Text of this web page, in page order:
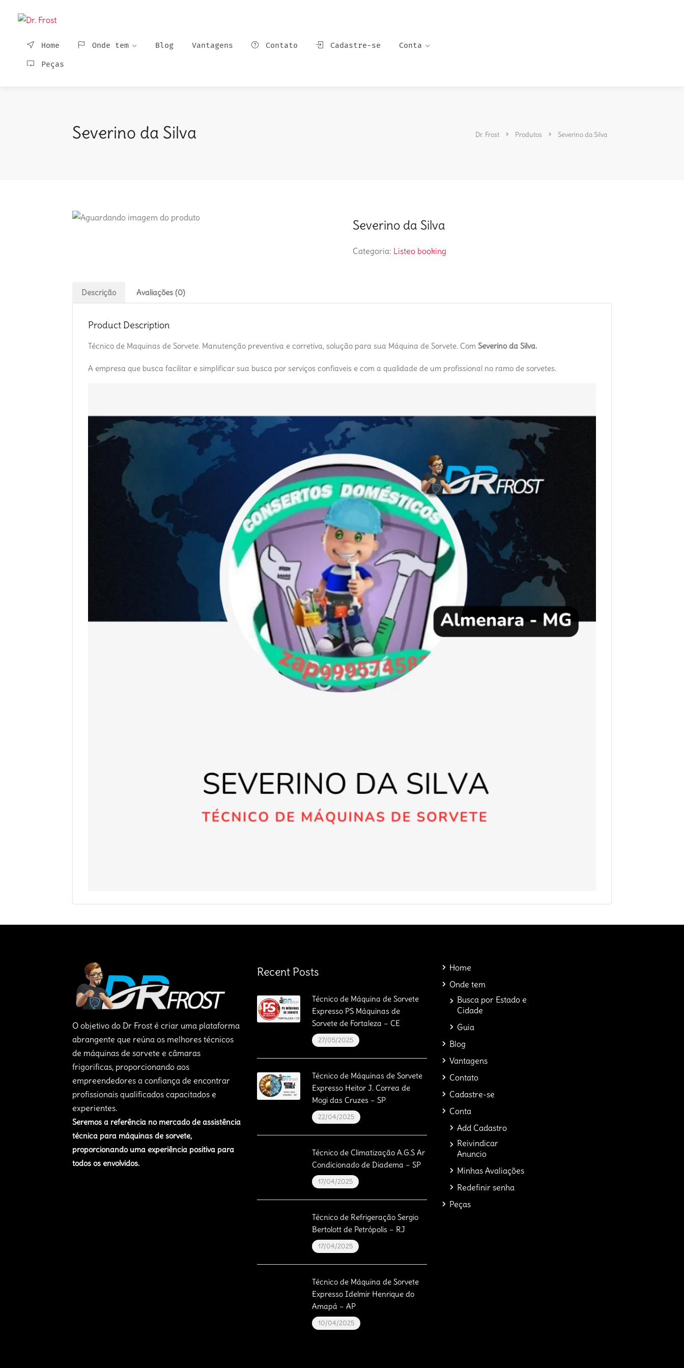
Home Onde tem Blog Vantagens Contato Cadastre-se Conta
Peças
Severino da Silva Dr. Frost Produtos Severino da Silva
Severino da Silva
Categoria: Listeo booking
Descrição Avaliações (0)
Product Description
Técnico de Maquinas de Sorvete. Manutenção preventiva e corretiva, solução para sua Máquina de Sorvete. Com Severino da Silva.
A empresa que busca facilitar e simplificar sua busca por serviços confiaveis e com a qualidade de um profissional no ramo de sorvetes.
O objetivo do Dr Frost é criar uma plataforma
abrangente que reúna os melhores técnicos
de máquinas de sorvete e câmaras
frigorificas, proporcionando aos
empreendedores a confiança de encontrar
profissionais qualificados capacitados e
experientes.
Seremos a referência no mercado de assistência
técnica para máquinas de sorvete,
proporcionando uma experiência positiva para
todos os envolvidos.
Recent Posts
Técnico de Máquina de Sorvete
Expresso PS Máquinas de
Sorvete de Fortaleza – CE
27/05/2025
Técnico de Máquinas de Sorvete
Expresso Heitor J. Correa de
Mogi das Cruzes – SP
22/04/2025
Técnico de Climatização A.G.S Ar
Condicionado de Diadema – SP
17/04/2025
Técnico de Refrigeração Sergio
Bertolott de Petrópolis – RJ
17/04/2025
Técnico de Máquina de Sorvete
Expresso Idelmir Henrique do
Amapá – AP
10/04/2025
Home
Onde tem
Busca por Estado e
Cidade
Guia
Blog
Vantagens
Contato
Cadastre-se
Conta
Add Cadastro
Reivindicar
Anuncio
Minhas Avaliações
Redefinir senha
Peças